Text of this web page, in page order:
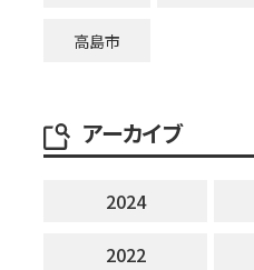
高島市
アーカイブ
2024
2022